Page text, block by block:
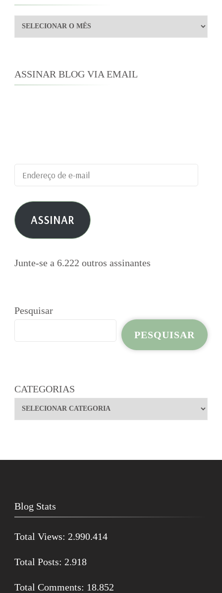
Arquivos
ASSINAR BLOG VIA EMAIL
Endereço
de
e-
mail ASSINAR
Junte-se a 6.222 outros assinantes
Pesquisar
PESQUISAR
CATEGORIAS
Blog Stats
Total Views: 2.990.414
Total Posts: 2.918
Total Comments: 18.852